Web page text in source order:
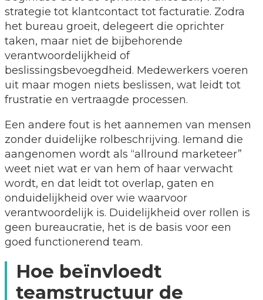
strategie tot klantcontact tot facturatie. Zodra
het bureau groeit, delegeert die oprichter
taken, maar niet de bijbehorende
verantwoordelijkheid of
beslissingsbevoegdheid. Medewerkers voeren
uit maar mogen niets beslissen, wat leidt tot
frustratie en vertraagde processen.
Een andere fout is het aannemen van mensen
zonder duidelijke rolbeschrijving. Iemand die
aangenomen wordt als “allround marketeer”
weet niet wat er van hem of haar verwacht
wordt, en dat leidt tot overlap, gaten en
onduidelijkheid over wie waarvoor
verantwoordelijk is. Duidelijkheid over rollen is
geen bureaucratie, het is de basis voor een
goed functionerend team.
Hoe beïnvloedt
teamstructuur de